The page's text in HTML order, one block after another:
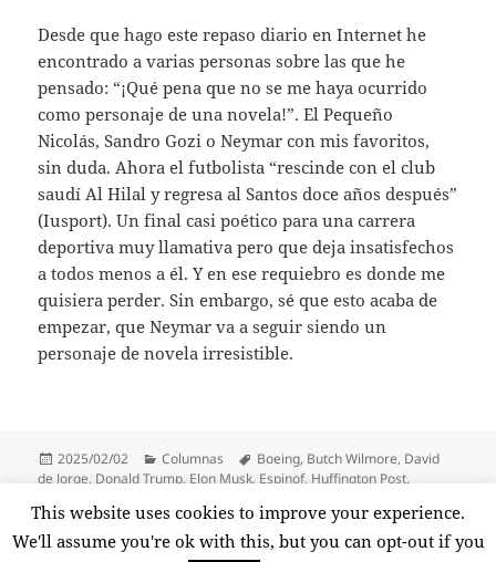
Desde que hago este repaso diario en Internet he
encontrado a varias personas sobre las que he
pensado: “¡Qué pena que no se me haya ocurrido
como personaje de una novela!”. El Pequeño
Nicolás, Sandro Gozi o Neymar con mis favoritos,
sin duda. Ahora el futbolista “rescinde con el club
saudí Al Hilal y regresa al Santos doce años después”
(Iusport). Un final casi poético para una carrera
deportiva muy llamativa pero que deja insatisfechos
a todos menos a él. Y en ese requiebro es donde me
quisiera perder. Sin embargo, sé que esto acaba de
empezar, que Neymar va a seguir siendo un
personaje de novela irresistible.
Publicado
el
2025/02/02 Categorías
Columnas Etiquetas
Boeing, Butch Wilmore, David
de Jorge, Donald Trump, Elon Musk, Espinof, Huffington Post,
Williams,Tiktok ,Tripulación Perdida ,Voz.us
This website uses cookies to improve your experience.
We'll assume you're ok with this, but you can opt-out if you